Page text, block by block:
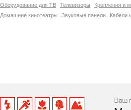
Оборудование для ТВ Телевизоры Крепления и
Домашние кинотеатры
Звуковые панели Кабели
Ваш